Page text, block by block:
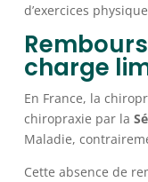
d’exercices
charge
En France, la
chiropraxie par la
Maladie,
Cette absence de